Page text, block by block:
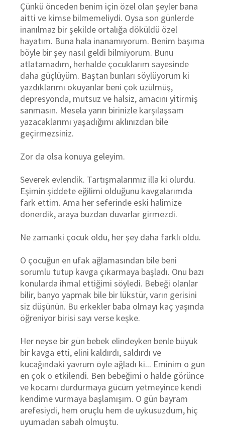
Çünkü önceden benim için özel olan şeyler bana
aitti ve kimse bilmemeliydi. Oysa son günlerde
inanılmaz bir şekilde ortalığa döküldü özel
hayatım. Buna hala inanamıyorum. Benim başıma
böyle bir şey nasıl geldi bilmiyorum. Bunu
atlatamadım, herhalde çocuklarım sayesinde
daha güçlüyüm. Baştan bunları söylüyorum ki
yazdıklarımı okuyanlar beni çok üzülmüş,
depresyonda, mutsuz ve halsiz, amacını yitirmiş
sanmasın. Mesela yarın birinizle karşılaşsam
yazacaklarımı yaşadığımı aklınızdan bile
geçirmezsiniz.
Zor da olsa konuya geleyim.
Severek evlendik. Tartışmalarımız illa ki olurdu.
Eşimin şiddete eğilimi olduğunu kavgalarımda
fark ettim. Ama her seferinde eski halimize
dönerdik, araya buzdan duvarlar girmezdi.
Ne zamanki çocuk oldu, her şey daha farklı oldu.
O çocuğun en ufak ağlamasından bile beni
sorumlu tutup kavga çıkarmaya başladı. Onu bazı
konularda ihmal ettiğimi söyledi. Bebeği olanlar
bilir, banyo yapmak bile bir lükstür, varın gerisini
siz düşünün. Bu erkekler baba olmayı kaç yaşında
öğreniyor birisi sayı verse keşke.
Her neyse bir gün bebek elindeyken benle büyük
bir kavga etti, elini kaldırdı, saldırdı ve
kucağındaki yavrum öyle ağladı ki... Eminim o gün
en çok o etkilendi. Ben bebeğimi o halde görünce
ve kocamı durdurmaya gücüm yetmeyince kendi
kendime vurmaya başlamışım. O gün bayram
arefesiydi, hem oruçlu hem de uykusuzdum, hiç
uyumadan sabah olmuştu.